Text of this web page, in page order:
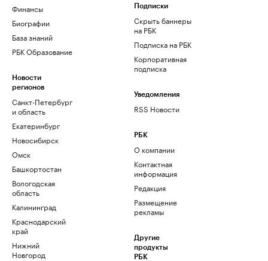
Финансы
Биографии
База знаний
РБК Образование
Новости
регионов
Санкт-Петербург
и область
Екатеринбург
Новосибирск
Омск
Башкортостан
Вологодская
область
Калининград
Краснодарский
край
Нижний
Новгород
Подписки
Скрыть баннеры
на РБК
Подписка на РБК
Корпоративная
подписка
Уведомления
RSS Новости
РБК
О компании
Контактная
информация
Редакция
Размещение
рекламы
Другие
продукты
РБК